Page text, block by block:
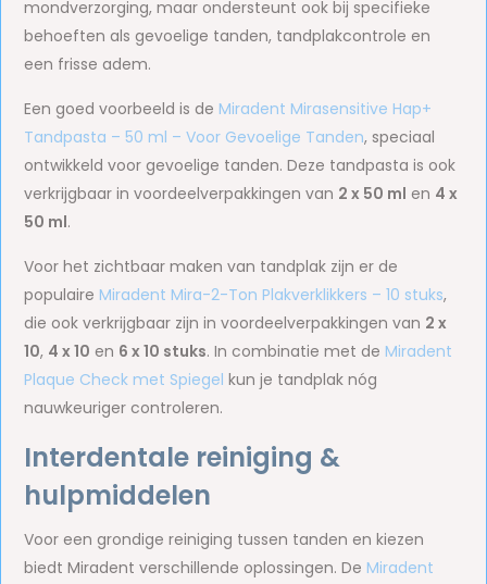
mondverzorging, maar ondersteunt ook bij specifieke
behoeften als gevoelige tanden, tandplakcontrole en
een frisse adem.
Een goed voorbeeld is de Miradent Mirasensitive Hap+
Tandpasta – 50 ml – Voor Gevoelige Tanden, speciaal
ontwikkeld voor gevoelige tanden. Deze tandpasta is ook
verkrijgbaar in voordeelverpakkingen van 2 x 50 ml en 4 x
50 ml.
Voor het zichtbaar maken van tandplak zijn er de
populaire Miradent Mira-2-Ton Plakverklikkers – 10 stuks,
die ook verkrijgbaar zijn in voordeelverpakkingen van 2 x
10, 4 x 10 en 6 x 10 stuks. In combinatie met de Miradent
Plaque Check met Spiegel kun je tandplak nóg
nauwkeuriger controleren.
Interdentale reiniging &
hulpmiddelen
Voor een grondige reiniging tussen tanden en kiezen
biedt Miradent verschillende oplossingen. De Miradent